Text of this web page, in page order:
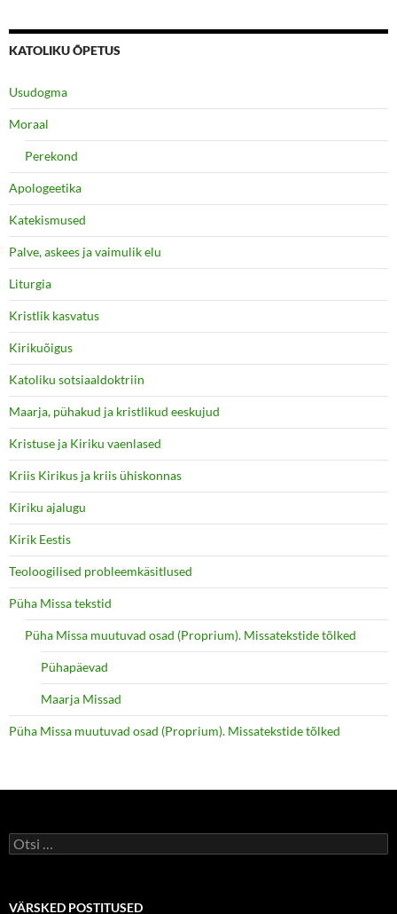
KATOLIKU ÕPETUS
Usudogma
Moraal
Perekond
Apologeetika
Katekismused
Palve, askees ja vaimulik elu
Liturgia
Kristlik kasvatus
Kirikuõigus
Katoliku sotsiaaldoktriin
Maarja, pühakud ja kristlikud eeskujud
Kristuse ja Kiriku vaenlased
Kriis Kirikus ja kriis ühiskonnas
Kiriku ajalugu
Kirik Eestis
Teoloogilised probleemkäsitlused
Püha Missa tekstid
Püha Missa muutuvad osad (Proprium). Missatekstide tõlked
Pühapäevad
Maarja Missad
Püha Missa muutuvad osad (Proprium). Missatekstide tõlked
Otsi:
VÄRSKED POSTITUSED